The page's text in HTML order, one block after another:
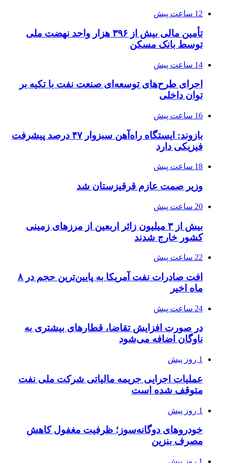
12 ساعت پیش
تأمین مالی بیش از ۳۹۶ هزار واحد نهضت ملی
توسط بانک مسکن
14 ساعت پیش
اجرای طرح‌های توسعه‌ای صنعت نفت با تکیه بر
توان داخلی
16 ساعت پیش
بازوند: ایستگاه راه‌آهن سبزوار ۴۷ درصد پیشرفت
فیزیکی دارد
18 ساعت پیش
وزیر صمت عازم قرقیزستان شد
20 ساعت پیش
بیش از ۳ میلیون زائر اربعین از مرزهای زمینی
کشور خارج شدند
22 ساعت پیش
افت صادرات نفت آمریکا به پایین‌ترین حجم در ۸
ماه اخیر
24 ساعت پیش
در صورت افزایش تقاضا، قطارهای بیشتری به
ناوگان اضافه می‌شود
1 روز پیش
عملیات اجرایی جریمه مالیاتی شرکت ملی نفت
متوقف شده است
1 روز پیش
خودروهای دوگانه‌سوز؛ ظرفیت مغفول کاهش
مصرف بنزین
1 روز پیش